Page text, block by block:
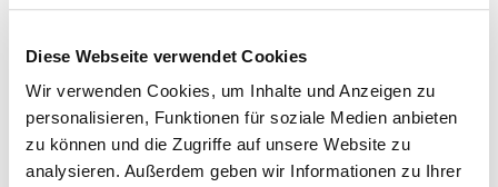
Diese Webseite verwendet Cookies
Wir verwenden Cookies, um Inhalte und Anzeigen zu
personalisieren, Funktionen für soziale Medien anbieten
zu können und die Zugriffe auf unsere Website zu
analysieren. Außerdem geben wir Informationen zu Ihrer
Neuanfang. Emmy freut sich auf einen
romantischen
[…]
0 0 Weiterlesen